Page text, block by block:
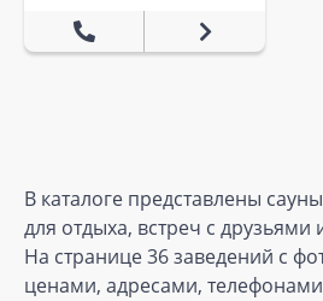
В каталоге представлены
для отдыха, встреч с
На странице 36 заведений с
ценами, адресами,